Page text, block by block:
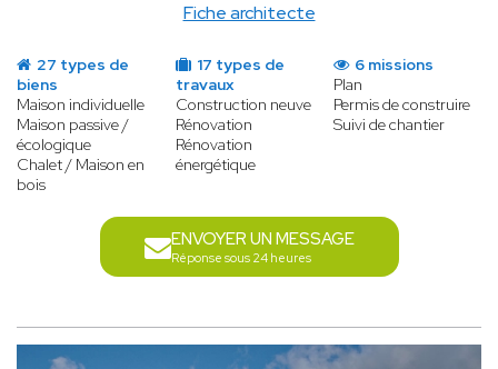
Fiche architecte
27 types de
biens
Maison individuelle
Maison passive /
écologique
Chalet / Maison en
bois
17 types de
travaux
Construction neuve
Rénovation
Rénovation
énergétique
6 missions
Plan
Permis de construire
Suivi de chantier
ENVOYER UN MESSAGE
Réponse sous 24 heures